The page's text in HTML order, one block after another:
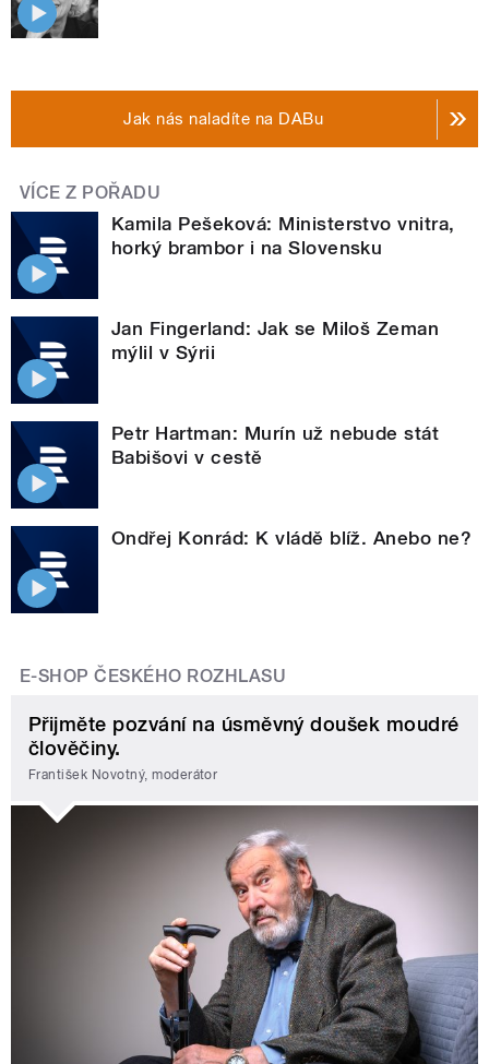
Jak nás naladíte na DABu
VÍCE Z POŘADU
Kamila Pešeková: Ministerstvo vnitra,
horký brambor i na Slovensku
Jan Fingerland: Jak se Miloš Zeman
mýlil v Sýrii
Petr Hartman: Murín už nebude stát
Babišovi v cestě
Ondřej Konrád: K vládě blíž. Anebo ne?
E-SHOP ČESKÉHO ROZHLASU
Přijměte pozvání na úsměvný doušek moudré
člověčiny.
František Novotný, moderátor